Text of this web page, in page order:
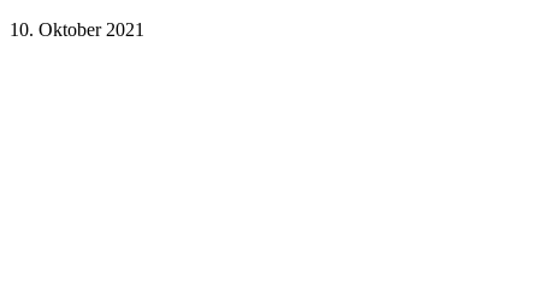
10. Oktober 2021